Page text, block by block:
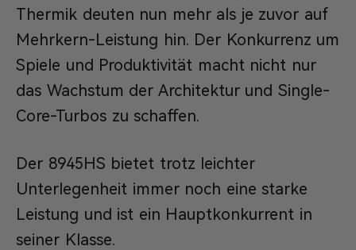
Thermik deuten nun mehr als je zuvor auf
Mehrkern-Leistung hin. Der Konkurrenz um
Spiele und Produktivität macht nicht nur
das Wachstum der Architektur und Single-
Core-Turbos zu schaffen.
Der 8945HS bietet trotz leichter
Unterlegenheit immer noch eine starke
Leistung und ist ein Hauptkonkurrent in
seiner Klasse.